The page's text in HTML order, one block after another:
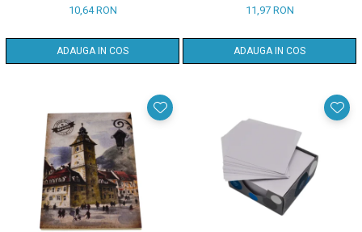
10,64 RON
ADAUGA IN COS
11,97 RON
ADAUGA IN COS